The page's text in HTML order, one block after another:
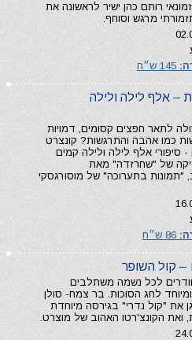
רותם כהן ישיר לראשונה את
מרגש וסוחף.
– אלף לילה ולילה
לתאר חפצים קסומים, דמויות
כמו אהבה והתרגשות? קונצרט
סיפורי אלף לילה ולילה קמים
של "שחרזדה" מאת
"תמונות בתערוכה" של מוסורגסקי
– קול השופר
לכל נשמה משתלבים
לחג הסוכות. בר צמח- סולן
את "קול נדרי" בגירסה מיוחדת
ואת הקונצ'רטו האהוב של מוצרט.